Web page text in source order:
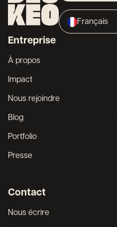
Propriétaire
Broker
Français
Entreprise
À propos
Impact
Nous rejoindre
Blog
Portfolio
Presse
Contact
Nous écrire